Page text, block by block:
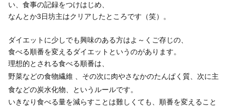
い、食事の記録をつけはじめ、
なんとか3日坊主はクリアしたところです（笑）。
ダイエットに少しでも興味のある方はよ～くご存じの、
食べる順番を変えるダイエットというのがあります。
理想的とされる食べる順番は、
野菜などの食物繊維 、その次に肉やさなかのたんぱく質、次に主
食などの炭水化物、
というルールです。
いきなり食べる量を減らすことは難しくても、順番を変えること